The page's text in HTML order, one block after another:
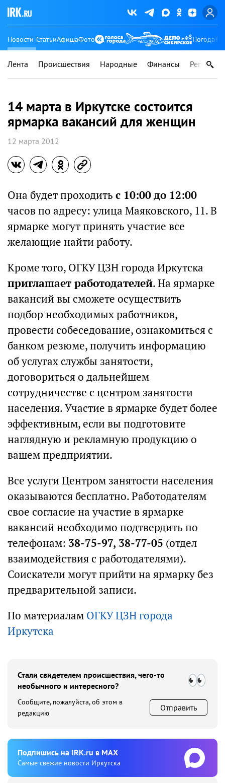
Новости СтатьиАфишаФото Погода
Лента Происшествия Народные Финансы Регионы
14 марта в Иркутске состоится
ярмарка вакансий для женщин
12 марта 2012
Она будет проходить с 10:00 до 12:00
часов по адресу: улица Маяковского, 11. В
ярмарке могут принять участие все
желающие найти работу.
Кроме того, ОГКУ ЦЗН города Иркутска
приглашает работодателей. На ярмарке
вакансий вы сможете осуществить
подбор необходимых работников,
провести собеседование, ознакомиться с
банком резюме, получить информацию
об услугах службы занятости,
договориться о дальнейшем
сотрудничестве с центром занятости
населения. Участие в ярмарке будет более
эффективным, если вы подготовите
наглядную и рекламную продукцию о
вашем предприятии.
Все услуги Центром занятости населения
оказываются бесплатно. Работодателям
свое согласие на участие в ярмарке
вакансий необходимо подтвердить по
телефонам: 38-75-97, 38-77-05 (отдел
взаимодействия с работодателями).
Соискатели могут прийти на ярмарку без
предварительной записи.
По материалам ОГКУ ЦЗН города
Иркутска
Стали свидетелем происшествия, чего-то
необычного и интересного?
Сообщите, пожалуйста, об этом в
редакцию
Отправить
Подпишиcь на IRK.ru в MAX
Cамые свежие новости Иркутска